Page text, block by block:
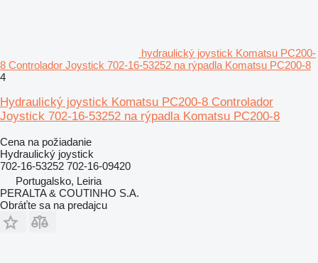
hydraulický joystick Komatsu PC200-
8 Controlador Joystick 702-16-53252 na rýpadla Komatsu PC200-8
4
Hydraulický joystick Komatsu PC200-8 Controlador
Joystick 702-16-53252 na rýpadla Komatsu PC200-8
Cena na požiadanie
Hydraulický joystick
702-16-53252 702-16-09420
Portugalsko, Leiria
PERALTA & COUTINHO S.A.
Obráťte sa na predajcu